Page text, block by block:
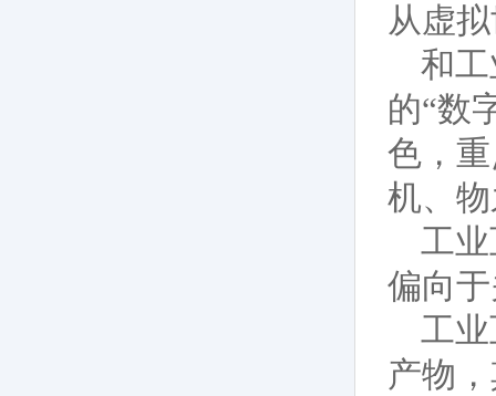
从虚
和
的“数
色，
机、
工
偏向
工
产物